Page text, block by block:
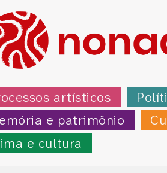
artísticos
e patrimônio
e cultura